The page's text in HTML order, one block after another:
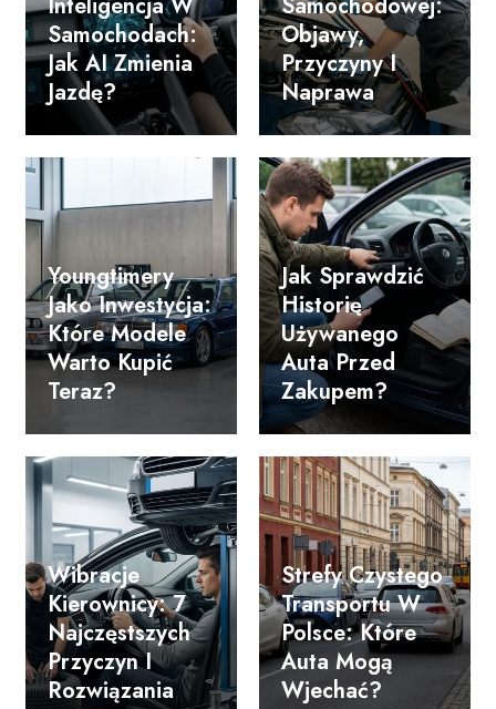
Inteligencja W
Samochodach:
Jak AI Zmienia
Jazdę?
Samochodowej:
Objawy,
Przyczyny I
Naprawa
Youngtimery
Jako Inwestycja:
Które Modele
Warto Kupić
Teraz?
Jak Sprawdzić
Historię
Używanego
Auta Przed
Zakupem?
Wibracje
Kierownicy: 7
Najczęstszych
Przyczyn I
Rozwiązania
Strefy Czystego
Transportu W
Polsce: Które
Auta Mogą
Wjechać?